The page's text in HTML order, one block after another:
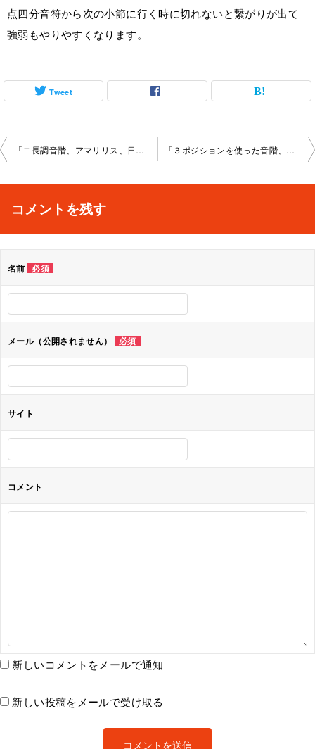
点四分音符から次の小節に行く時に切れないと繋がりが出て
強弱もやりやすくなります。
Tweet
投
ビ
シ
ョ
ン
「ニ長調音階、アマリリス、日の丸、かっこう、かえる、 ４の指のレッスン」秋葉原教室2022-6-11-no0022-1064 「３ポジションを使った音階、アメイジング・グレイス、 アヴェ・マリア・Ｇ線上のアリアレッスン」秋葉原教室202 2-6-16-no0022-1063
コメントを残す
名前 必須
メール（公開されません） 必須
サイト
コメント
新しいコメントをメールで通知
新しい投稿をメールで受け取る